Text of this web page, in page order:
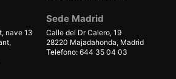
nave 13
Sede Madrid
Calle del Dr Calero, 19
28220 Majadahonda, Madrid
Telefono: 644 35 04 03